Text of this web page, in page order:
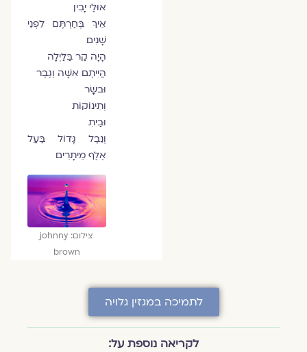
אוּלַי יָבִין
אֵיךְ בְּחַרְתֶּם לִפְנֵי
שָׁנִים
הָיָה קַר בַּלַּיְלָה
הֲיִיתֶם אִשָּׁה וְגֶבֶר
וּבשָָׂר
וְתִינוֹקוֹת
וּבַיתִ
וְנֵבֶל גָּדוֹל בַּעַל
אֶלֶף מֵיתָרִים
צילום: johnny
brown
לתמיכה במגזין גלויה
לקריאה נוספת על: